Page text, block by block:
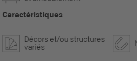
Caractéristiques
Décors et/ou structures
variés